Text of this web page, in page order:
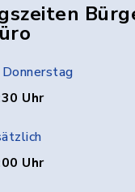
Uhr
Uhr